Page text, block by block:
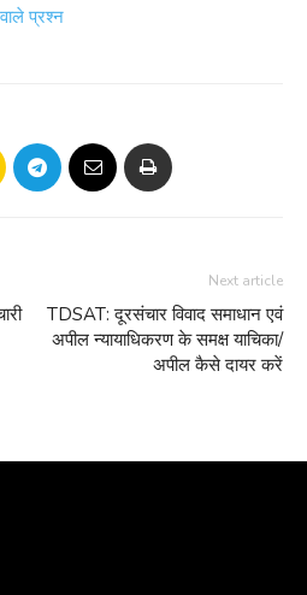
प्रश्न
Next article
TDSAT: दूरसंचार विवाद समाधान एवं
अपील न्यायाधिकरण के समक्ष याचिका/
अपील कैसे दायर करें